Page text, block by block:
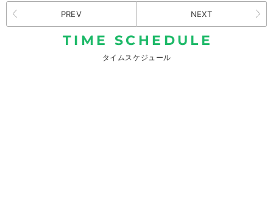
PREV NEXT
TIME SCHEDULE
タイムスケジュール